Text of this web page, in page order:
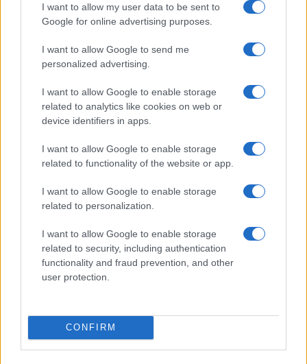
I want to allow my user data to be sent to
Google for online advertising purposes.
I want to allow Google to send me
personalized advertising.
I want to allow Google to enable storage
related to analytics like cookies on web or
device identifiers in apps.
I want to allow Google to enable storage
related to functionality of the website or app.
I want to allow Google to enable storage
related to personalization.
I want to allow Google to enable storage
related to security, including authentication
functionality and fraud prevention, and other
user protection.
CONFIRM
Samsung Galaxy S25
222.000 Ft (új)
Samsung Galaxy S26
267.000 Ft (új)